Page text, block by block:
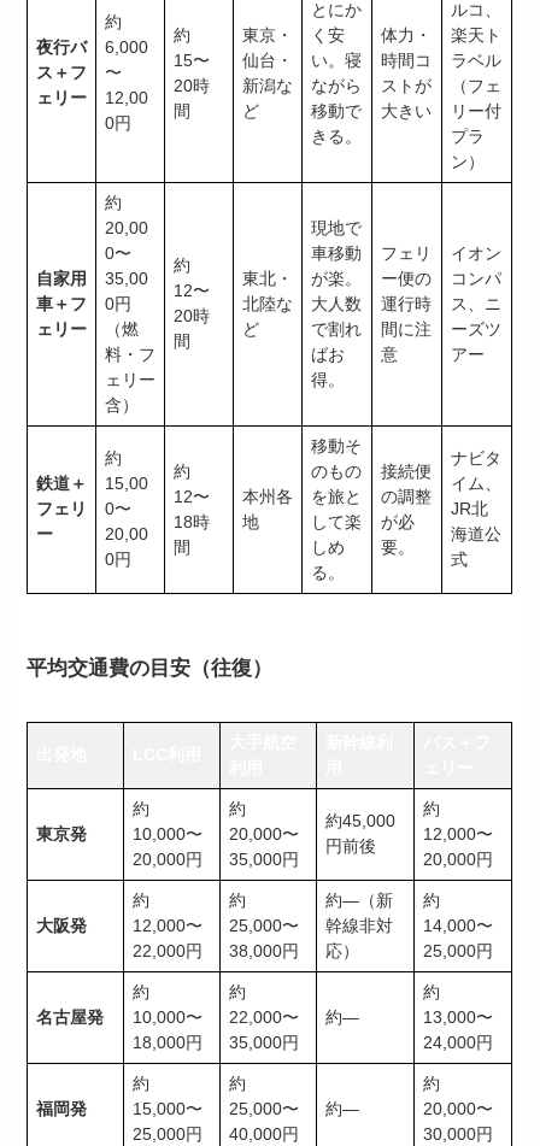
夜行バ
ス＋フ
ェリー
約
6,000
〜
12,00
0円
約
15〜
20時
間
東京・
仙台・
新潟な
ど
とにか
く安
い。寝
ながら
移動で
きる。
体力・
時間コ
ストが
大きい
ルコ、
楽天ト
ラベル
（フェ
リー付
プラ
ン）
自家用
車＋フ
ェリー
約
20,00
0〜
35,00
0円
（燃
料・フ
ェリー
含）
約
12〜
20時
間
東北・
北陸な
ど
現地で
車移動
が楽。
大人数
で割れ
ばお
得。
フェリ
ー便の
運行時
間に注
意
イオン
コンパ
ス、ニ
ーズツ
アー
鉄道＋
フェリ
ー
約
15,00
0〜
20,00
0円
約
12〜
18時
間
本州各
地
移動そ
のもの
を旅と
して楽
しめ
る。
接続便
の調整
が必
要。
ナビタ
イム、
JR北
海道公
式
平均交通費の目安（往復）
東京発
約
10,000〜
20,000円
約
20,000〜
35,000円
約45,000
円前後
約
12,000〜
20,000円
大阪発
約
12,000〜
22,000円
約
25,000〜
38,000円
約―（新
幹線非対
応）
約
14,000〜
25,000円
名古屋発
約
10,000〜
18,000円
約
22,000〜
35,000円
約―
約
13,000〜
24,000円
福岡発
約
15,000〜
25,000円
約
25,000〜
40,000円
約―
約
20,000〜
30,000円